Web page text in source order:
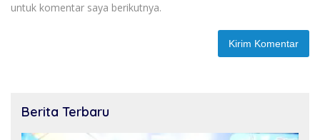
untuk komentar saya berikutnya.
Berita Terbaru